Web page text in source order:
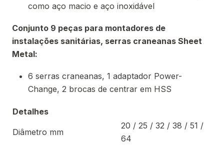
como aço macio e aço inoxidável
Conjunto 9 peças para montadores de
instalações sanitárias, serras craneanas Sheet
Metal:
6 serras craneanas, 1 adaptador Power-
Change, 2 brocas de centrar em HSS
Detalhes
Diâmetro mm
20 / 25 / 32 / 38 / 51 /
64